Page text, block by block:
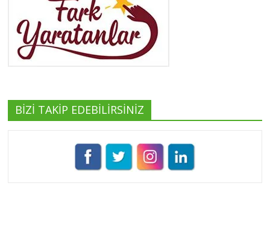
Yeşilist
Tüm yazıları görüntüle
BİZİ TAKİP EDEBİLİRSİNİZ